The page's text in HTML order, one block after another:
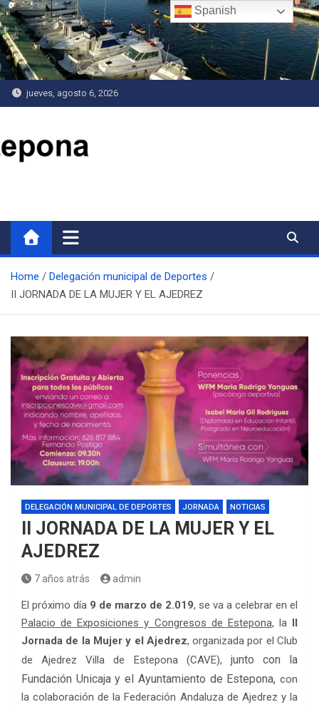
Saltar
al
contenido
jueves, agosto 6, 2026
Home
Delegación municipal de Deportes
II JORNADA DE LA MUJER Y EL AJEDREZ
DELEGACIÓN MUNICIPAL DE DEPORTES JORNADA NOTICIAS
II JORNADA DE LA MUJER Y EL
AJEDREZ
7 años atrás admin
El próximo día 9 de marzo de 2.019, se va a celebrar en el
Palacio de Exposiciones y Congresos de Estepona, la II
Jornada de la Mujer y el Ajedrez, organizada por el Club
de Ajedrez Villa de Estepona (CAVE), junto con la
Fundación Unicaja y el Ayuntamiento de Estepona, con
la colaboración de la Federación Andaluza de Ajedrez y la
Spanish